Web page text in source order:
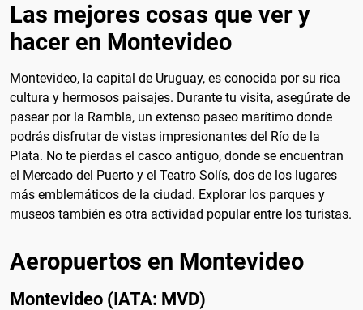
Las mejores cosas que ver y
hacer en Montevideo
Montevideo, la capital de Uruguay, es conocida por su rica
cultura y hermosos paisajes. Durante tu visita, asegúrate de
pasear por la Rambla, un extenso paseo marítimo donde
podrás disfrutar de vistas impresionantes del Río de la
Plata. No te pierdas el casco antiguo, donde se encuentran
el Mercado del Puerto y el Teatro Solís, dos de los lugares
más emblemáticos de la ciudad. Explorar los parques y
museos también es otra actividad popular entre los turistas.
Aeropuertos en Montevideo
Montevideo (IATA: MVD)